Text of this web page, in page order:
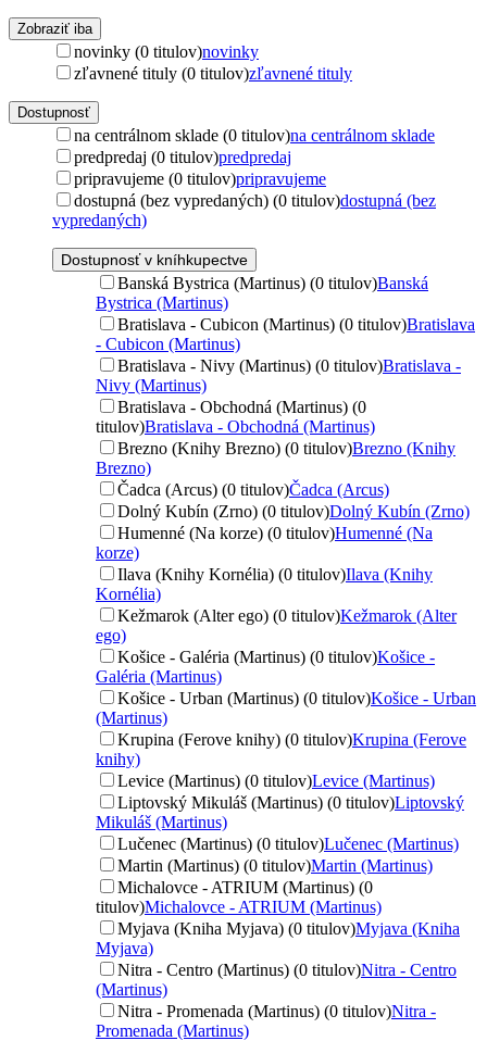
Zobraziť iba
novinky (0 titulov)novinky
zľavnené tituly (0 titulov)zľavnené tituly
Dostupnosť
na centrálnom sklade (0 titulov)na centrálnom sklade
predpredaj (0 titulov)predpredaj
pripravujeme (0 titulov)pripravujeme
dostupná (bez vypredaných) (0 titulov)dostupná (bez
vypredaných)
Dostupnosť v kníhkupectve
Banská Bystrica (Martinus) (0 titulov)Banská
Bystrica (Martinus)
Bratislava - Cubicon (Martinus) (0 titulov)Bratislava
- Cubicon (Martinus)
Bratislava - Nivy (Martinus) (0 titulov)Bratislava -
Nivy (Martinus)
Bratislava - Obchodná (Martinus) (0
titulov)Bratislava - Obchodná (Martinus)
Brezno (Knihy Brezno) (0 titulov)Brezno (Knihy
Brezno)
Čadca (Arcus) (0 titulov)Čadca (Arcus)
Dolný Kubín (Zrno) (0 titulov)Dolný Kubín (Zrno)
Humenné (Na korze) (0 titulov)Humenné (Na
korze)
Ilava (Knihy Kornélia) (0 titulov)Ilava (Knihy
Kornélia)
Kežmarok (Alter ego) (0 titulov)Kežmarok (Alter
ego)
Košice - Galéria (Martinus) (0 titulov)Košice -
Galéria (Martinus)
Košice - Urban (Martinus) (0 titulov)Košice - Urban
(Martinus)
Krupina (Ferove knihy) (0 titulov)Krupina (Ferove
knihy)
Levice (Martinus) (0 titulov)Levice (Martinus)
Liptovský Mikuláš (Martinus) (0 titulov)Liptovský
Mikuláš (Martinus)
Lučenec (Martinus) (0 titulov)Lučenec (Martinus)
Martin (Martinus) (0 titulov)Martin (Martinus)
Michalovce - ATRIUM (Martinus) (0
titulov)Michalovce - ATRIUM (Martinus)
Myjava (Kniha Myjava) (0 titulov)Myjava (Kniha
Myjava)
Nitra - Centro (Martinus) (0 titulov)Nitra - Centro
(Martinus)
Nitra - Promenada (Martinus) (0 titulov)Nitra -
Promenada (Martinus)